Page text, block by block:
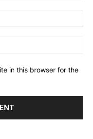
in this browser for the